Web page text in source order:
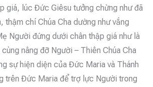
giá, lúc Đức Giêsu tưởng chừng như đã
thậm chí Chúa Cha dường như vắng
Người đứng dưới chân thập giá như là
nâng đỡ Người – Thiên Chúa Cha
sự hiện diện của Đức Maria và Thánh
trên Đức Maria để trợ lực Người trong